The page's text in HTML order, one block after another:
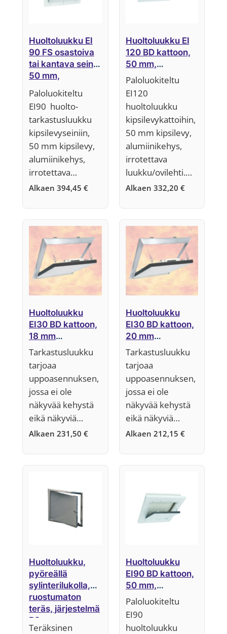
Huoltoluukku EI
90 FS osastoiva
tai kantava seinä,
50 mm,
Järjestelmä F5
Paloluokiteltu
EI90 huolto-
tarkastusluukku
kipsilevyseiniin,
50 mm kipsilevy,
alumiinikehys,
irrotettava…
Alkaen 394,45 €
Huoltoluukku EI
120 BD kattoon,
50 mm,
Järjestelmä F6
Paloluokiteltu
EI120
huoltoluukku
kipsilevykattoihin,
50 mm kipsilevy,
alumiinikehys,
irrotettava
luukku/ovilehti.…
Alkaen 332,20 €
Huoltoluukku
EI30 BD kattoon,
18 mm
järjestelmä F6
Tarkastusluukku
tarjoaa
uppoasennuksen,
jossa ei ole
näkyvää kehystä
eikä näkyviä…
Alkaen 231,50 €
Huoltoluukku
EI30 BD kattoon,
20 mm
järjestelmä F6
Tarkastusluukku
tarjoaa
uppoasennuksen,
jossa ei ole
näkyvää kehystä
eikä näkyviä…
Alkaen 212,15 €
Huoltoluukku,
pyöreällä
sylinterilukolla,
ruostumaton
teräs, järjestelmä
B3
Teräksinen
Huoltoluukku
EI90 BD kattoon,
50 mm,
Järjestelmä F6
Paloluokiteltu
EI90
huoltoluukku